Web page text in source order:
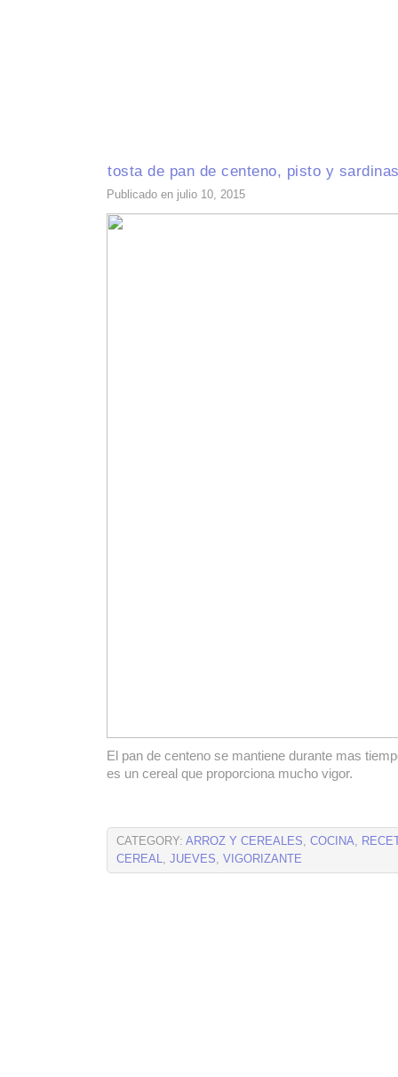
tosta de pan de centeno, pisto y
Publicado en julio 10, 2015
El pan de centeno se mantiene durante mas
es un cereal que proporciona mucho vigor.
CATEGORY: ARROZ Y CEREALES, COCINA,
CEREAL, JUEVES, VIGORIZANTE